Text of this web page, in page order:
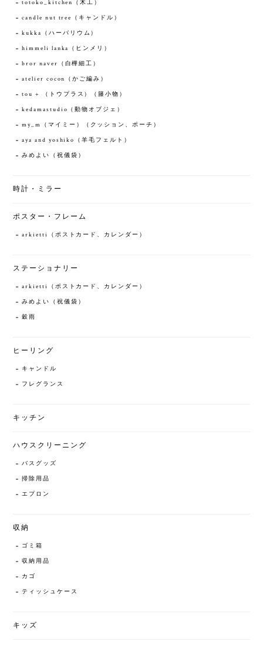
totoko_kitchen（木工）
candle nut tree（キャンドル）
kukka（ハーバリウム）
himmeli lanka（ヒンメリ）
bror naver（白樺細工）
atelier cocon（かご編み）
tou + （トウプラス）（籐小物）
kedamastudio（動物オブジェ）
my_m（マイミー）（クッション、ポーチ）
aya and yoshiko（羊毛フェルト）
みめよい（祝儀袋）
時計・ミラー
ポスター・フレーム
arkietti（ポストカード、カレンダー）
ステーショナリー
arkietti（ポストカード、カレンダー）
みめよい（祝儀袋）
穀雨
ヒーリング
キャンドル
フレグランス
キッチン
ハウスクリーニング
バスグッズ
掃除用品
エプロン
収納
ゴミ箱
収納用品
カゴ
ティッシュケース
キッズ